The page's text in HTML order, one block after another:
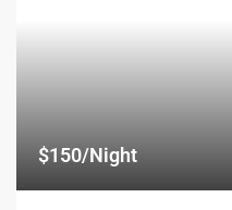
$150/Night